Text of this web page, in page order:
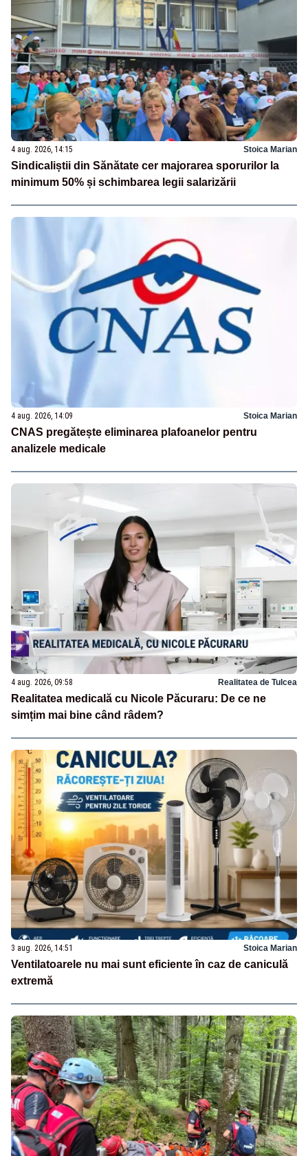
4 aug. 2026, 14:15 Stoica Marian
Sindicaliștii din Sănătate cer majorarea sporurilor la
minimum 50% și schimbarea legii salarizării
4 aug. 2026, 14:09 Stoica Marian
CNAS pregătește eliminarea plafoanelor pentru
analizele medicale
4 aug. 2026, 09:58 Realitatea de Tulcea
Realitatea medicală cu Nicole Păcuraru: De ce ne
simțim mai bine când râdem?
3 aug. 2026, 14:51 Stoica Marian
Ventilatoarele nu mai sunt eficiente în caz de caniculă
extremă